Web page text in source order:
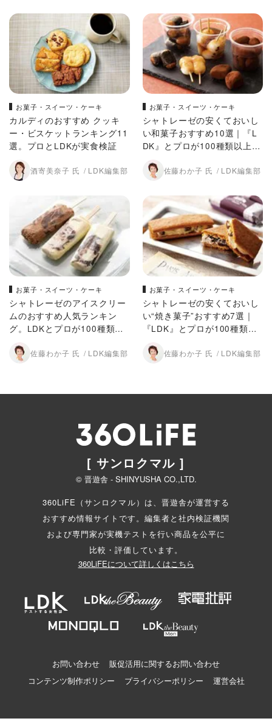
お菓子・スイーツ・ケーキ
カルディのおすすめ クッキ
ー・ビスケットランキング11
選。プロとLDKが実食検証
酒寄美奈子 氏 LDK編集部
お菓子・スイーツ・ケーキ
シャトレーゼの安くておいし
い和菓子おすすめ10選｜『L
DK』とプロが100種類以上を
佐藤わか子 氏 LDK編集部
お菓子・スイーツ・ケーキ
シャトレーゼのアイスクリー
ムのおすすめ人気ランキン
グ。LDKとプロが100種類以
佐藤わか子 氏 LDK編集部
お菓子・スイーツ・ケーキ
シャトレーゼの安くておいし
い“焼き菓子”おすすめ7選｜
『LDK』とプロが100種類以
佐藤わか子 氏 LDK編集部
[ サンロクマル ]
© 晋遊舎 - SHINYUSHA CO.,LTD.
360LiFE（サンロクマル）は、晋遊舎が運営する
おすすめ情報サイトです。編集者と社内検証機関
および専門家が実機テストを行い商品を公平に
比較・評価しています。
360LiFEについて詳しくはこちら
お問い合わせ
販促活用に関するお問い合わせ
コンテンツ制作ポリシー
プライバシーポリシー 運営会社